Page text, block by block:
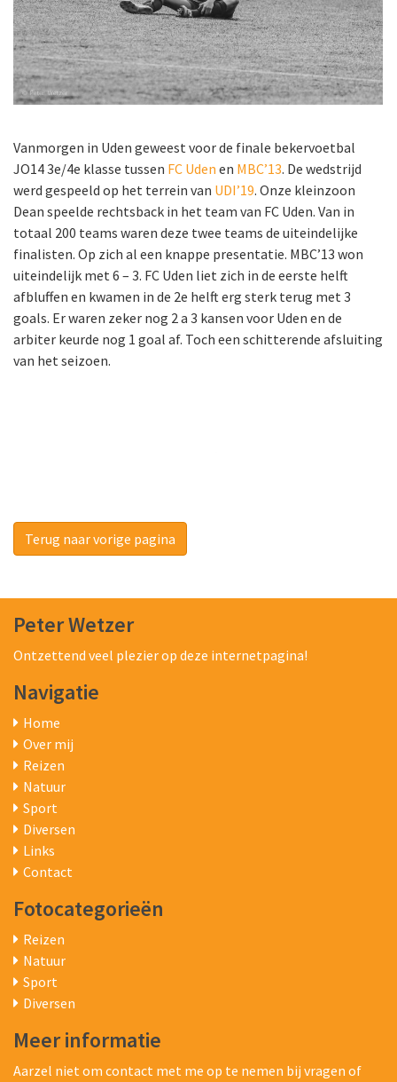
Vanmorgen in Uden geweest voor de finale bekervoetbal
JO14 3e/4e klasse tussen FC Uden en MBC’13. De wedstrijd
werd gespeeld op het terrein van UDI’19. Onze kleinzoon
Dean speelde rechtsback in het team van FC Uden. Van in
totaal 200 teams waren deze twee teams de uiteindelijke
finalisten. Op zich al een knappe presentatie. MBC’13 won
uiteindelijk met 6 – 3. FC Uden liet zich in de eerste helft
afbluffen en kwamen in de 2e helft erg sterk terug met 3
goals. Er waren zeker nog 2 a 3 kansen voor Uden en de
arbiter keurde nog 1 goal af. Toch een schitterende afsluiting
van het seizoen.
Terug naar vorige pagina
Peter Wetzer
Ontzettend veel plezier op deze internetpagina!
Navigatie
Home
Over mij
Reizen
Natuur
Sport
Diversen
Links
Contact
Fotocategorieën
Reizen
Natuur
Sport
Diversen
Meer informatie
Aarzel niet om contact met me op te nemen bij vragen of